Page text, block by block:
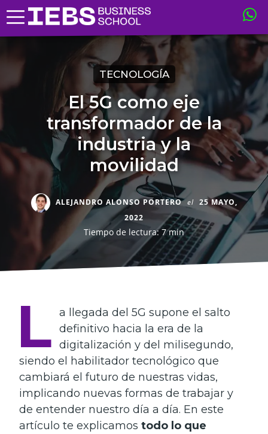
TECNOLOGÍA
El 5G como eje
transformador de la
industria y la
movilidad
ALEJANDRO ALONSO PORTERO el 25 MAYO,
2022
Tiempo de lectura: 7 min
L a llegada del 5G supone el salto
definitivo hacia la era de la
digitalización y del milisegundo,
siendo el habilitador tecnológico que
cambiará el futuro de nuestras vidas,
implicando nuevas formas de trabajar y
de entender nuestro día a día. En este
artículo te explicamos todo lo que